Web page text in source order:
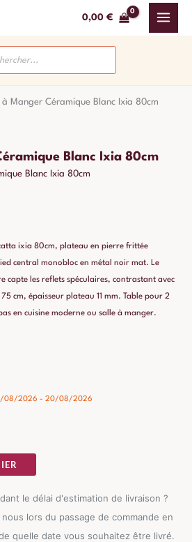
0,00 €
à Manger Céramique Blanc Ixia 80cm
Blanc Ixia 80cm
ixia 80cm, plateau en pierre frittée
central monobloc en métal noir mat. Le
capte les reflets spéculaires, contrastant avec
cm, épaisseur plateau 11 mm. Table pour 2
en cuisine moderne ou salle à manger.
08/2026 - 20/08/2026
le délai d'estimation de livraison ?
lors du passage de commande en
quelle date vous souhaitez être livré.